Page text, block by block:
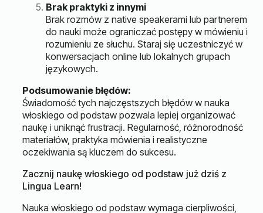
Brak praktyki z innymi
Brak rozmów z native speakerami lub partnerem
do nauki może ograniczać postępy w mówieniu i
rozumieniu ze słuchu. Staraj się uczestniczyć w
konwersacjach online lub lokalnych grupach
językowych.
Podsumowanie błędów:
Świadomość tych najczęstszych błędów w nauka
włoskiego od podstaw pozwala lepiej organizować
naukę i uniknąć frustracji. Regularność, różnorodność
materiałów, praktyka mówienia i realistyczne
oczekiwania są kluczem do sukcesu.
Zacznij naukę włoskiego od podstaw już dziś z
Lingua Learn!
Nauka włoskiego od podstaw wymaga cierpliwości,